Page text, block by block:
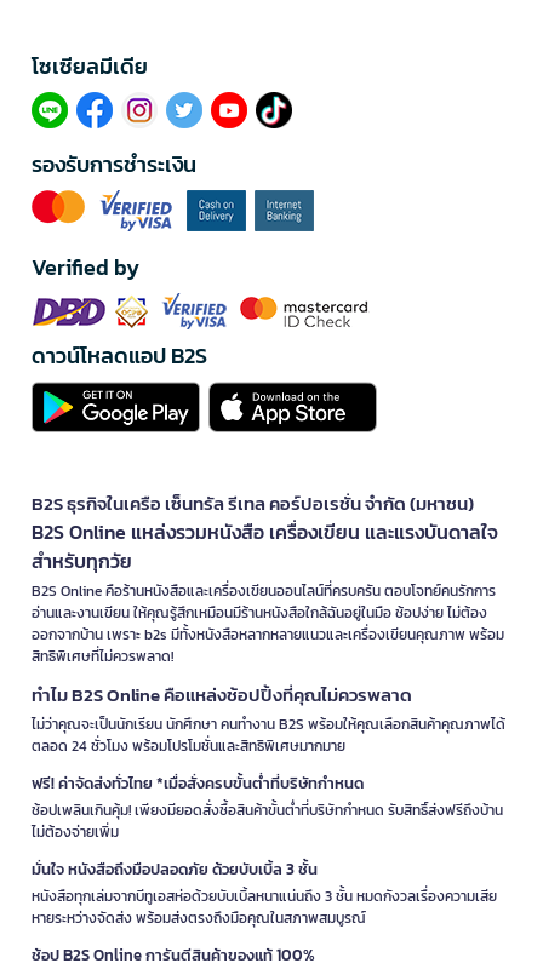
โซเซียลมีเดีย​
รองรับการชำระเงิน
Verified by
ดาวน์โหลดแอป B2S
B2S ธุรกิจในเครือ เซ็นทรัล รีเทล คอร์ปอเรชั่น จำกัด (มหาชน)
B2S Online แหล่งรวมหนังสือ เครื่องเขียน และแรงบันดาลใจ
สำหรับทุกวัย
B2S Online คือร้านหนังสือและเครื่องเขียนออนไลน์ที่ครบครัน ตอบโจทย์คนรักการ
อ่านและงานเขียน ให้คุณรู้สึกเหมือนมีร้านหนังสือใกล้ฉันอยู่ในมือ ช้อปง่าย ไม่ต้อง
ออกจากบ้าน เพราะ b2s มีทั้งหนังสือหลากหลายแนวและเครื่องเขียนคุณภาพ พร้อม
สิทธิพิเศษที่ไม่ควรพลาด!
ทำไม B2S Online คือแหล่งช้อปปิ้งที่คุณไม่ควรพลาด
ไม่ว่าคุณจะเป็นนักเรียน นักศึกษา คนทำงาน B2S พร้อมให้คุณเลือกสินค้าคุณภาพได้
ตลอด 24 ชั่วโมง พร้อมโปรโมชั่นและสิทธิพิเศษมากมาย
ฟรี! ค่าจัดส่งทั่วไทย *เมื่อสั่งครบขั้นต่ำที่บริษัทกำหนด
ช้อปเพลินเกินคุ้ม! เพียงมียอดสั่งซื้อสินค้าขั้นต่ำที่บริษัทกำหนด รับสิทธิ์ส่งฟรีถึงบ้าน
ไม่ต้องจ่ายเพิ่ม
มั่นใจ หนังสือถึงมือปลอดภัย ด้วยบับเบิ้ล 3 ชั้น
หนังสือทุกเล่มจากบีทูเอสห่อด้วยบับเบิ้ลหนาแน่นถึง 3 ชั้น หมดกังวลเรื่องความเสีย
หายระหว่างจัดส่ง พร้อมส่งตรงถึงมือคุณในสภาพสมบูรณ์
ช้อป B2S Online การันตีสินค้าของแท้ 100%